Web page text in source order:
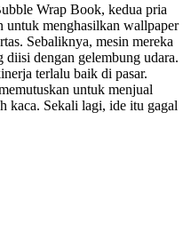
Wrap Book, kedua pria
untuk menghasilkan wallpaper
Sebaliknya, mesin mereka
dengan gelembung udara.
terlalu baik di pasar.
untuk menjual
kaca. Sekali lagi, ide itu gagal